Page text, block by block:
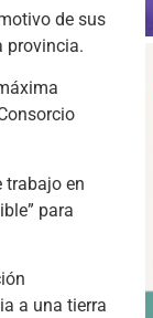
de sus
provincia.
trabajo en
para
a una tierra